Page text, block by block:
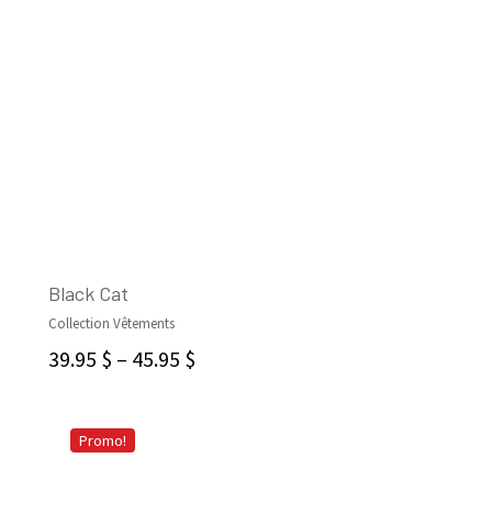
Black Cat
Collection Vêtements
39.95 $ – 45.95 $
Promo!